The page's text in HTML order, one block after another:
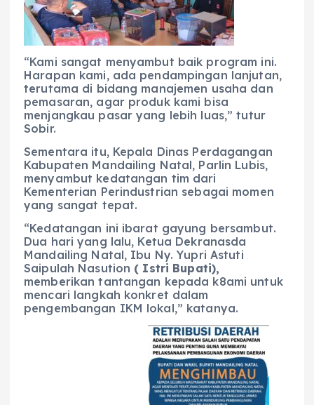
“Kami sangat menyambut baik program ini.
Harapan kami, ada pendampingan lanjutan,
terutama di bidang manajemen usaha dan
pemasaran, agar produk kami bisa
menjangkau pasar yang lebih luas,” tutur
Sobir.
Sementara itu, Kepala Dinas Perdagangan
Kabupaten Mandailing Natal, Parlin Lubis,
menyambut kedatangan tim dari
Kementerian Perindustrian sebagai momen
yang sangat tepat.
“Kedatangan ini ibarat gayung bersambut.
Dua hari yang lalu, Ketua Dekranasda
Mandailing Natal, Ibu Ny. Yupri Astuti
Saipulah Nasution ( Istri Bupati),
memberikan tantangan kepada k8ami untuk
mencari langkah konkret dalam
pengembangan IKM lokal,” katanya.